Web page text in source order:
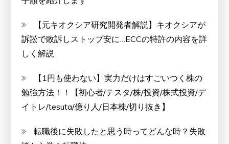
【元キオクシア研究開発者解説】キオクシアが
訴訟で敗訴しストップ安に…ECCの特許の内容を詳
しく解説
【1円も使わない】実力だけはすごいつく株の
勉強方法！！【初心者/テスタ/株/投資/株式投資/デ
イトレ/tesuta/億り人/日本株/切り抜き】
転職後に失敗したと思う時ってどんな時？失敗